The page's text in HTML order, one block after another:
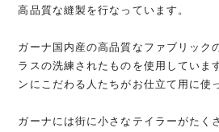
高品質な縫製を行なっています。
ガーナ国内産の高品質なファブリック
ラスの洗練されたものを使用していま
ンにこだわる人たちがお仕立て用に使
ガーナには街に小さなテイラーがたく